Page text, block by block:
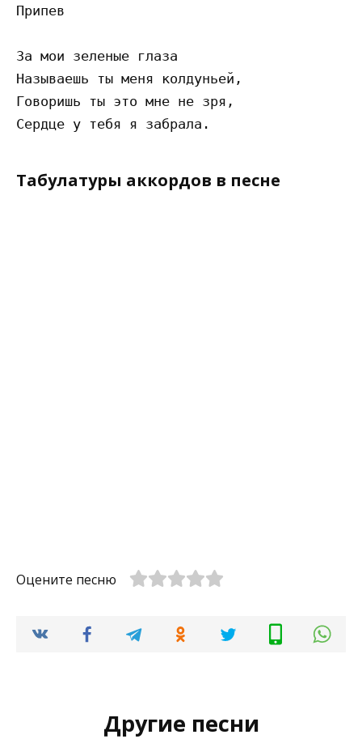
Припев
За мои зеленые глаза
Называешь ты меня колдуньей,
Говоришь ты это мне не зря,
Табулатуры аккордов в песне
Оцените песню
Другие песни